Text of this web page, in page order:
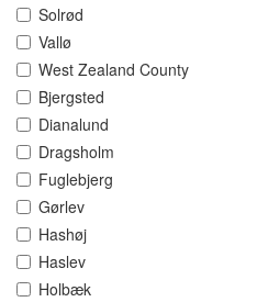
Solrød
Vallø
West Zealand County
Bjergsted
Dianalund
Dragsholm
Fuglebjerg
Gørlev
Hashøj
Haslev
Holbæk